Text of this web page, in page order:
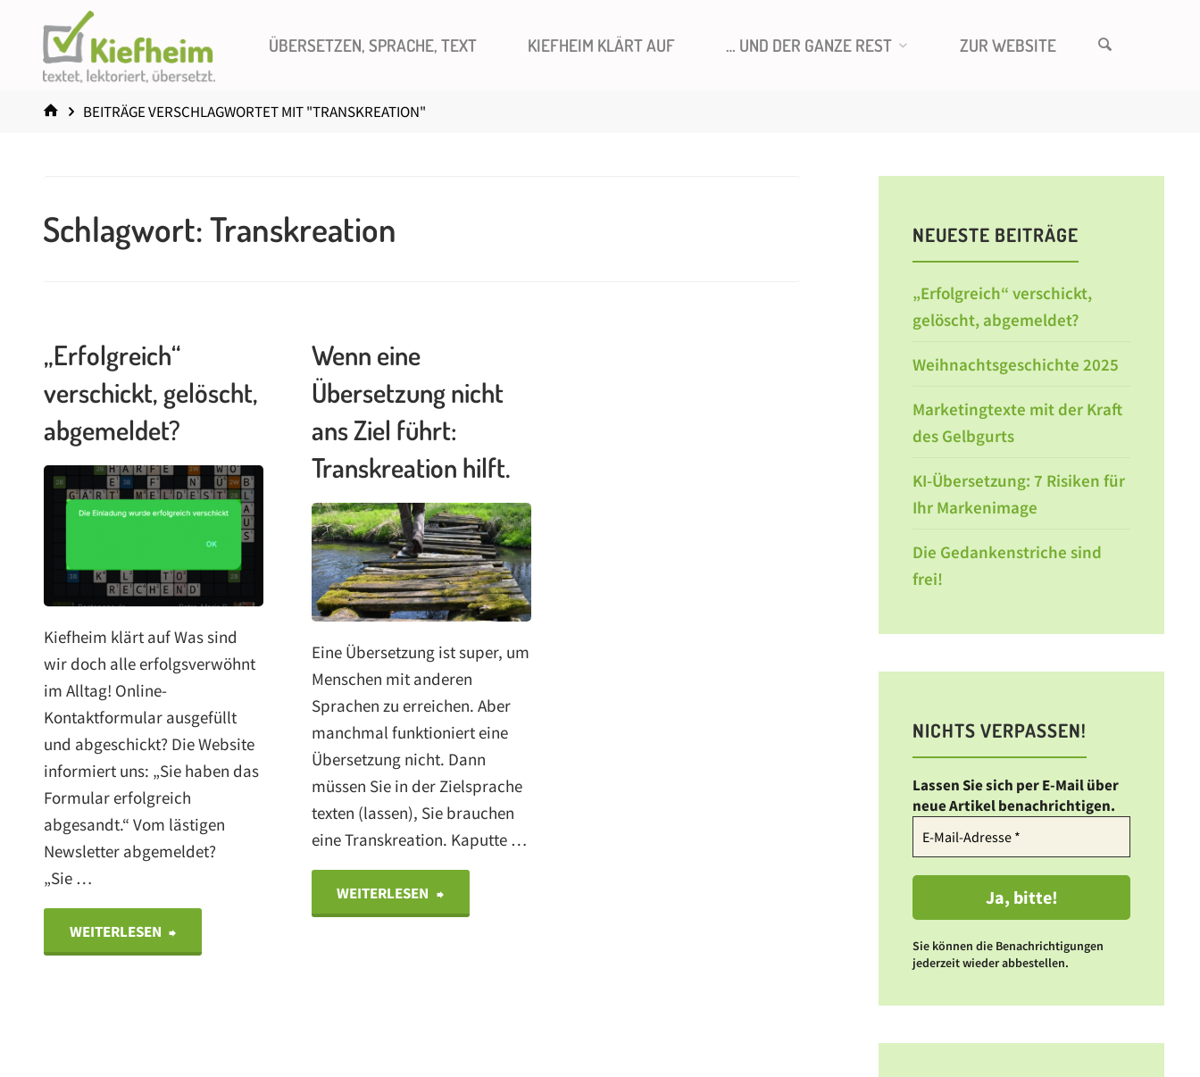
springen
ÜBERSETZEN, SPRACHE, TEXT KIEFHEIM KLÄRT AUF … UND DER GANZE REST ZUR WEBSITE
STARTBEITRÄGE VERSCHLAGWORTET MIT "TRANSKREATION"
Schlagwort:Transkreation
„Erfolgreich“
verschickt, gelöscht,
abgemeldet?
Kiefheim klärt auf Was sind
wir doch alle erfolgsverwöhnt
im Alltag! Online-
Kontaktformular ausgefüllt
und abgeschickt? Die Website
informiert uns: „Sie haben das
Formular erfolgreich
abgesandt.“ Vom lästigen
Newsletter abgemeldet?
„Sie …
WEITERLESEN "„Erfolgreich“
Wenn eine
Übersetzung nicht
ans Ziel führt:
Transkreation hilft.
Eine Übersetzung ist super, um
Menschen mit anderen
Sprachen zu erreichen. Aber
manchmal funktioniert eine
Übersetzung nicht. Dann
müssen Sie in der Zielsprache
texten (lassen), Sie brauchen
eine Transkreation. Kaputte …
WEITERLESEN "Wenn
NEUESTE BEITRÄGE
„Erfolgreich“ verschickt,
gelöscht, abgemeldet?
Weihnachtsgeschichte 2025
Marketingtexte mit der Kraft
des Gelbgurts
KI-Übersetzung: 7 Risiken für
Ihr Markenimage
Die Gedankenstriche sind
frei!
NICHTS VERPASSEN!
Lassen Sie sich per E-Mail über
neue Artikel benachrichtigen.
Sie können die Benachrichtigungen
jederzeit wieder abbestellen.